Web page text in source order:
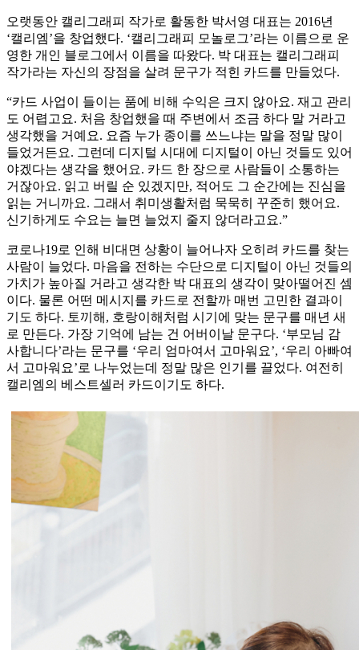
오랫동안 캘리그래피 작가로 활동한 박서영 대표는 2016년
‘캘리엠’을 창업했다. ‘캘리그래피 모놀로그’라는 이름으로 운
영한 개인 블로그에서 이름을 따왔다. 박 대표는 캘리그래피
작가라는 자신의 장점을 살려 문구가 적힌 카드를 만들었다.
“카드 사업이 들이는 품에 비해 수익은 크지 않아요. 재고 관리
도 어렵고요. 처음 창업했을 때 주변에서 조금 하다 말 거라고
생각했을 거예요. 요즘 누가 종이를 쓰느냐는 말을 정말 많이
들었거든요. 그런데 디지털 시대에 디지털이 아닌 것들도 있어
야겠다는 생각을 했어요. 카드 한 장으로 사람들이 소통하는
거잖아요. 읽고 버릴 순 있겠지만, 적어도 그 순간에는 진심을
읽는 거니까요. 그래서 취미생활처럼 묵묵히 꾸준히 했어요.
신기하게도 수요는 늘면 늘었지 줄지 않더라고요.”
코로나19로 인해 비대면 상황이 늘어나자 오히려 카드를 찾는
사람이 늘었다. 마음을 전하는 수단으로 디지털이 아닌 것들의
가치가 높아질 거라고 생각한 박 대표의 생각이 맞아떨어진 셈
이다. 물론 어떤 메시지를 카드로 전할까 매번 고민한 결과이
기도 하다. 토끼해, 호랑이해처럼 시기에 맞는 문구를 매년 새
로 만든다. 가장 기억에 남는 건 어버이날 문구다. ‘부모님 감
사합니다’라는 문구를 ‘우리 엄마여서 고마워요’, ‘우리 아빠여
서 고마워요’로 나누었는데 정말 많은 인기를 끌었다. 여전히
캘리엠의 베스트셀러 카드이기도 하다.